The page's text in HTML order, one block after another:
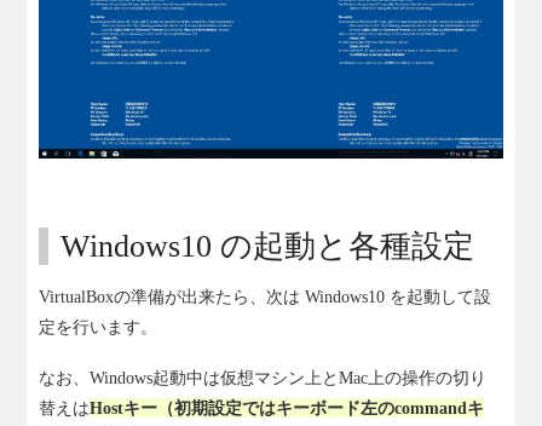
Windows10 の起動と各種設定
VirtualBoxの準備が出来たら、次は Windows10 を起動して設
定を行います。
なお、Windows起動中は仮想マシン上とMac上の操作の切り
替えはHostキー（初期設定ではキーボード左のcommandキ